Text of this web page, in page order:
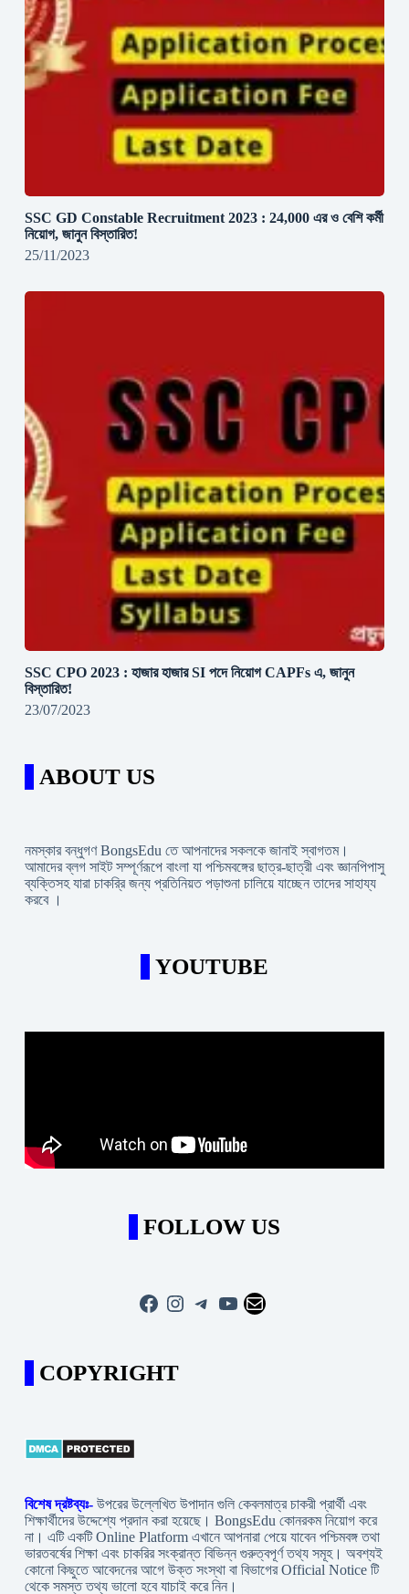
SSC GD Constable Recruitment 2023 : 24,000 এর ও বেশি কর্মী
নিয়োগ, জানুন বিস্তারিত!
25/11/2023
SSC CPO 2023 : হাজার হাজার SI পদে নিয়োগ CAPFs এ, জানুন
বিস্তারিত!
23/07/2023
ABOUT US
নমস্কার বন্ধুগণ BongsEdu তে আপনাদের সকলকে জানাই স্বাগতম।
আমাদের ব্লগ সাইট সম্পূর্ণরূপে বাংলা যা পশ্চিমবঙ্গের ছাত্র-ছাত্রী এবং জ্ঞানপিপাসু
ব্যক্তিসহ যারা চাকরি্র জন্য প্রতিনিয়ত পড়াশুনা চালিয়ে যাচ্ছেন তাদের সাহায্য
করবে ।
YOUTUBE
FOLLOW US
Facebook
Instagram
Telegram
YouTube
Mail
COPYRIGHT
বিশেষ দ্রষ্টব্যঃ- উপরের উল্লেখিত উপাদান গুলি কেবলমাত্র চাকরী প্রার্থী এবং
শিক্ষার্থীদের উদ্দেশ্যে প্রদান করা হয়েছে। BongsEdu কোনরকম নিয়োগ করে
না। এটি একটি Online Platform এখানে আপনারা পেয়ে যাবেন পশ্চিমবঙ্গ তথা
ভারতবর্ষের শিক্ষা এবং চাকরির সংক্রান্ত বিভিন্ন গুরুত্বপূর্ণ তথ্য সমূহ। অবশ্যই
কোনো কিছুতে আবেদনের আগে উক্ত সংস্থা বা বিভাগের Official Notice টি
থেকে সমস্ত তথ্য ভালো হবে যাচাই করে নিন।